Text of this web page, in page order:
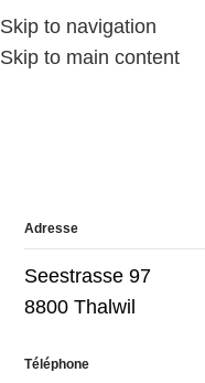
Skip to navigation
Skip to main content
MENU
Adresse
Seestrasse 97
8800 Thalwil
Téléphone